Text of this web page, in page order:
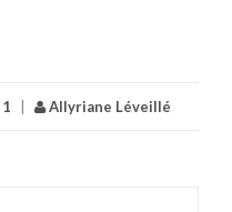
1 Allyriane Léveillé